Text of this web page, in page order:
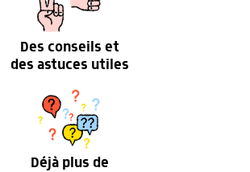
Des conseils et
des astuces utiles
Déjà plus de